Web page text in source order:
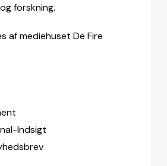
forskning.
af mediehuset De Fire
Indsigt